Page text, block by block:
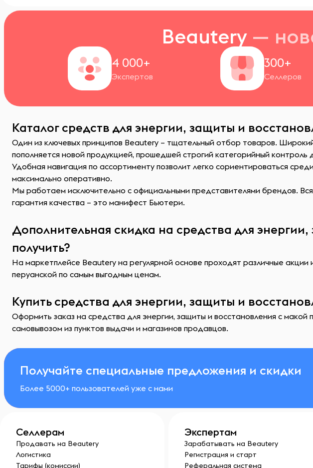
Beautery —
4 000+
Экспертов
300+
Селлеров
Каталог средств для энергии, защиты и
Один из ключевых принципов Beautery – тщательный отбор товаров.
пополняется новой продукцией, прошедшей строгий категорийный
Удобная навигация по ассортименту позволит легко сориентироваться
максимально оперативно.
Мы работаем исключительно с официальными представителями брендов.
гарантия качества – это манифест Бьютери.
Дополнительная скидка на средства для
получить?
На маркетплейсе Beautery на регулярной основе проходят различные акции
перуанской по самым выгодным ценам.
Купить средства для энергии, защиты и
Оформить заказ на средства для энергии, защиты и восстановления с
самовывозом из пунктов выдачи и магазинов продавцов.
Получайте специальные предложения и скидки
Более 5000+ пользователей уже с нами
Селлерам
Продавать на Beautery
Логистика
Тарифы (комиссии)
Экспертам
Зарабатывать на Beautery
Регистрация и старт
Реферальная система